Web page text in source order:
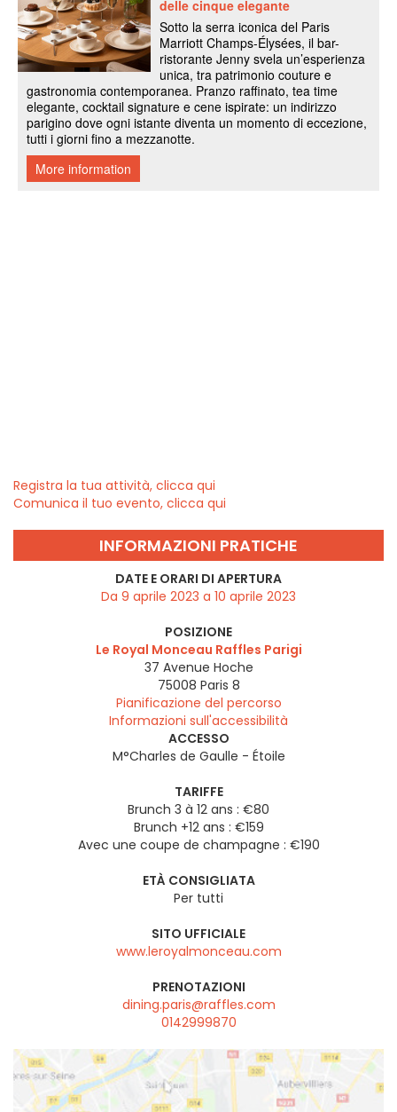
Registra la tua attività, clicca qui
Comunica il tuo evento, clicca qui
INFORMAZIONI PRATICHE
DATE E ORARI DI APERTURA
Da 9 aprile 2023 a 10 aprile 2023
POSIZIONE
Le Royal Monceau Raffles Parigi
37 Avenue Hoche
75008 Paris 8
Pianificazione del percorso
Informazioni sull'accessibilità
ACCESSO
M°Charles de Gaulle - Étoile
TARIFFE
Brunch 3 à 12 ans : €80
Brunch +12 ans : €159
Avec une coupe de champagne : €190
ETÀ CONSIGLIATA
Per tutti
SITO UFFICIALE
www.leroyalmonceau.com
PRENOTAZIONI
dining.paris@raffles.com
0142999870